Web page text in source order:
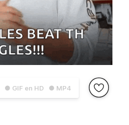
● GIF en HD ● MP4